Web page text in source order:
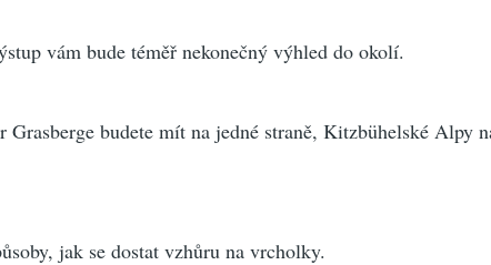
vám bude téměř nekonečný výhled do okolí.
Grasberge budete mít na jedné straně, Kitzbühelské Alpy
jak se dostat vzhůru na vrcholky.